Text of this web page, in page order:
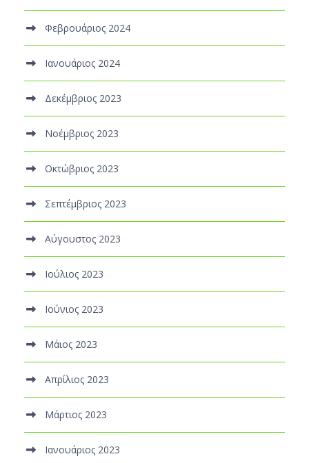
Φεβρουάριος 2024
Ιανουάριος 2024
Δεκέμβριος 2023
Νοέμβριος 2023
Οκτώβριος 2023
Σεπτέμβριος 2023
Αύγουστος 2023
Ιούλιος 2023
Ιούνιος 2023
Μάιος 2023
Απρίλιος 2023
Μάρτιος 2023
Ιανουάριος 2023